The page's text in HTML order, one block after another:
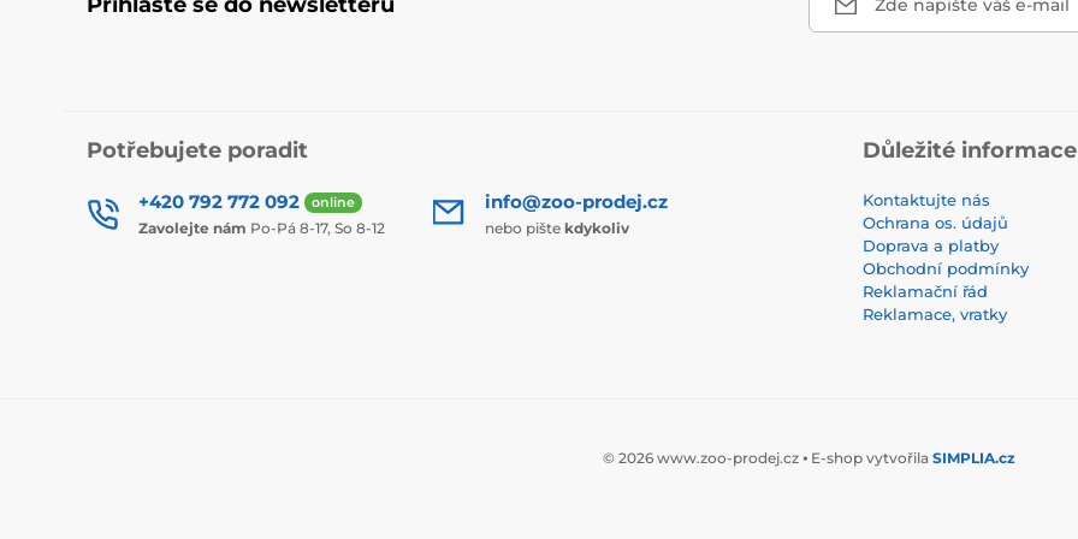
Zde napište váš e-mail
Potřebujete poradit
+420 792 772 092 online
Zavolejte nám Po-Pá 8-17, So 8-12
info@zoo-prodej.cz
nebo pište kdykoliv
Důležité informace
Kontaktujte nás
Ochrana os. údajů
Doprava a platby
Obchodní podmínky
Reklamační řád
Reklamace, vratky
© 2026 www.zoo-prodej.cz ⦁ E-shop vytvořila SIMPLIA.cz